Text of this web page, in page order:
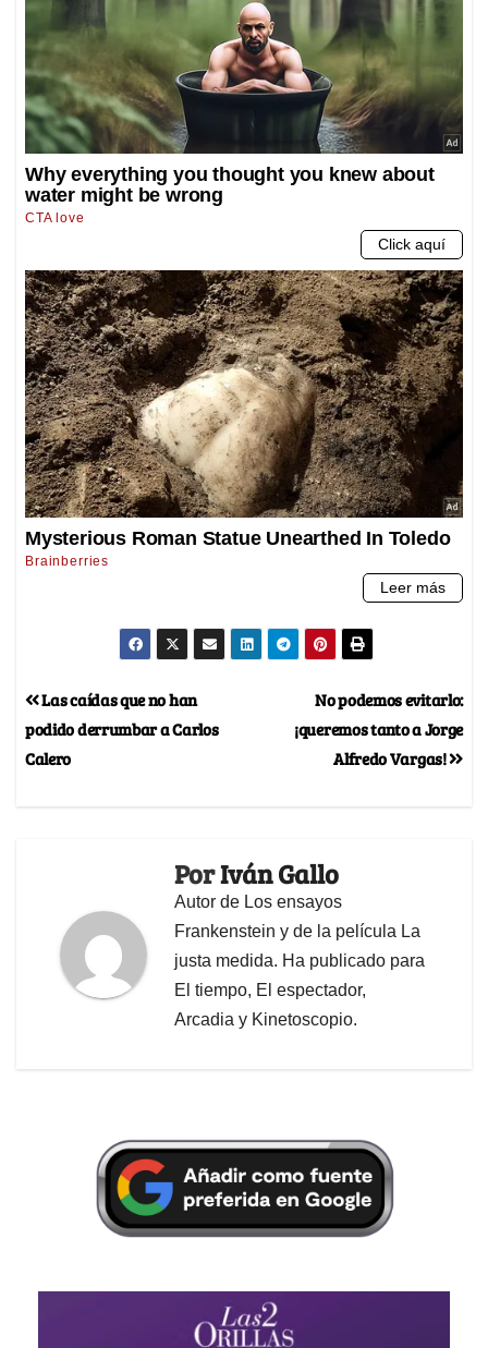
No podemos evitarlo:
¡queremos tanto a Jorge
Alfredo Vargas!
Las caídas que no han
podido derrumbar a Carlos
Calero
PorIván Gallo
Autor de Los ensayos
Frankenstein y de la película La
justa medida. Ha publicado para
El tiempo, El espectador,
Arcadia y Kinetoscopio.